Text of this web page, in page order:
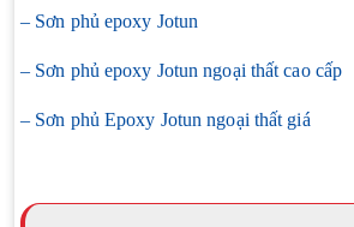
– Sơn phủ epoxy Jotun
– Sơn phủ epoxy Jotun ngoại thất cao cấp
– Sơn phủ Epoxy Jotun ngoại thất giá